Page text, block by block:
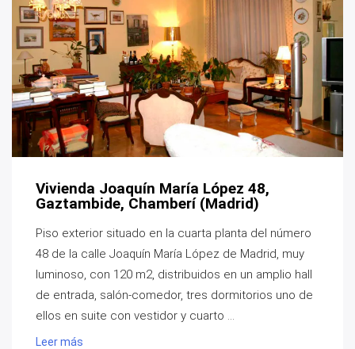
Vivienda Joaquín María López 48,
Gaztambide, Chamberí (Madrid)
Piso exterior situado en la cuarta planta del número
48 de la calle Joaquín María López de Madrid, muy
luminoso, con 120 m2, distribuidos en un amplio hall
de entrada, salón-comedor, tres dormitorios uno de
ellos en suite con vestidor y cuarto ...
Leer más